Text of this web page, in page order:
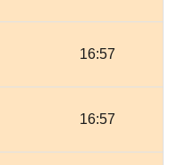
16:57
16:57